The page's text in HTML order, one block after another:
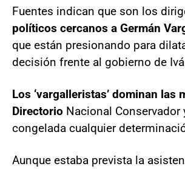
Fuentes indican que son los
políticos cercanos a Germán
que están presionando para
decisión frente al gobierno de
Los ‘vargalleristas’ dominan las
Directorio Nacional Conservador
congelada cualquier
Aunque estaba prevista la